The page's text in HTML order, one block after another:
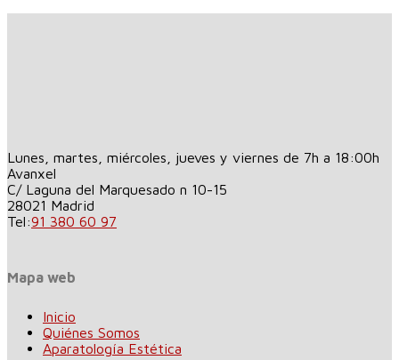
Lunes, martes, miércoles, jueves y viernes de 7h a 18:00h
Avanxel
C/ Laguna del Marquesado n 10-15
28021 Madrid
Tel:91 380 60 97
Mapa web
Inicio
Quiénes Somos
Aparatología Estética